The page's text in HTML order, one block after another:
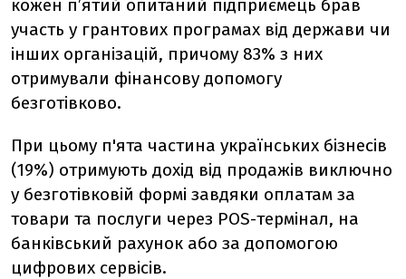
кожен п’ятий опитаний підприємець брав
участь у грантових програмах від держави чи
інших організацій, причому 83% з них
отримували фінансову допомогу
безготівково.
При цьому п'ята частина українських бізнесів
(19%) отримують дохід від продажів виключно
у безготівковій формі завдяки оплатам за
товари та послуги через POS-термінал, на
банківський рахунок або за допомогою
цифрових сервісів.